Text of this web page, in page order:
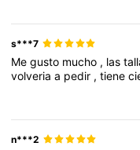
s***7
Megusto mucho , las
volveriaa pedir ,tiene
n***2